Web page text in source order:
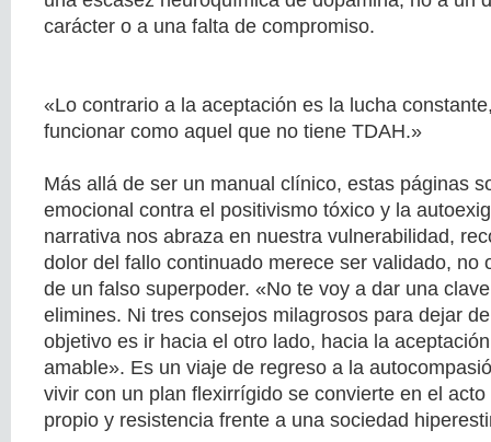
carácter o a una falta de compromiso.
«Lo contrario a la aceptación es la lucha
funcionar como aquel que no tiene TDAH.»
Más allá de ser un manual clínico, estas páginas
emocional contra el positivismo tóxico y la
narrativa nos abraza en nuestra vulnerabilidad,
dolor del fallo continuado merece ser validado, no
de un falso superpoder. «No te voy a dar una
elimines. Ni tres consejos milagrosos para dejar
objetivo es ir hacia el otro lado, hacia la
amable». Es un viaje de regreso a la
vivir con un plan flexirrígido se convierte en el
propio y resistencia frente a una sociedad